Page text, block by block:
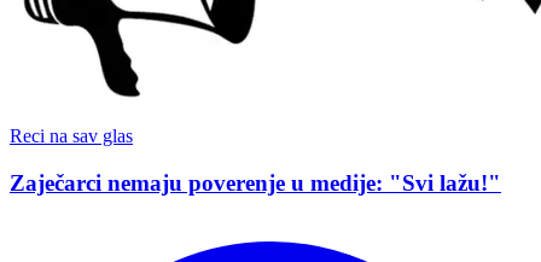
Reci na sav glas
Zaječarci nemaju poverenje u medije: "Svi lažu!"